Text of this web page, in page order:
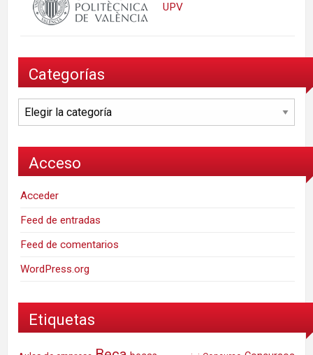
UPV
Categorías
Categorías
Acceso
Acceder
Feed de entradas
Feed de comentarios
WordPress.org
Etiquetas